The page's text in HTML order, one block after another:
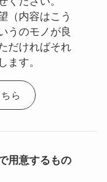
（内容はこう
うのモノが良
だければそれ
ます。
ら
用意するもの